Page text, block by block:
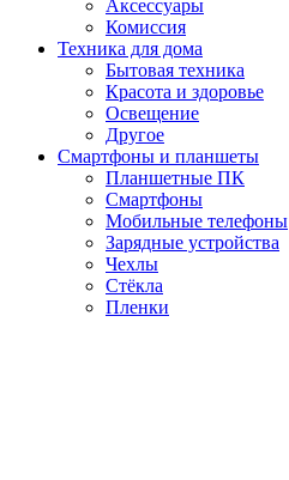
Аксессуары
Комиссия
Техника для дома
Бытовая техника
Красота и здоровье
Освещение
Другое
Смартфоны и планшеты
Планшетные ПК
Смартфоны
Мобильные телефоны
Зарядные устройства
Чехлы
Стёкла
Пленки